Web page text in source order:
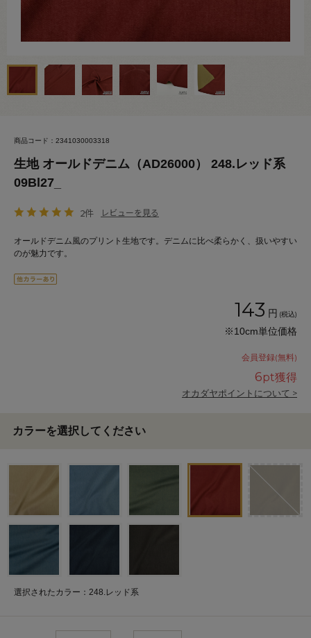
商品コード：2341030003318
生地 オールドデニム（AD26000） 248.レッド系
09Bl27_
2件 レビューを見る
オールドデニム風のプリント生地です。デニムに比べ柔らかく、扱いやすい
のが魅力です。
143 円 (税込)
※10cm単位価格
会員登録(無料)
6pt獲得
オカダヤポイントについて >
カラーを選択してください
選択されたカラー：248.レッド系